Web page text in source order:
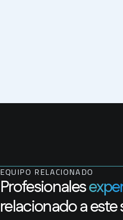
EQUIPO RELACIONADO
Profesionales
relacionado a este